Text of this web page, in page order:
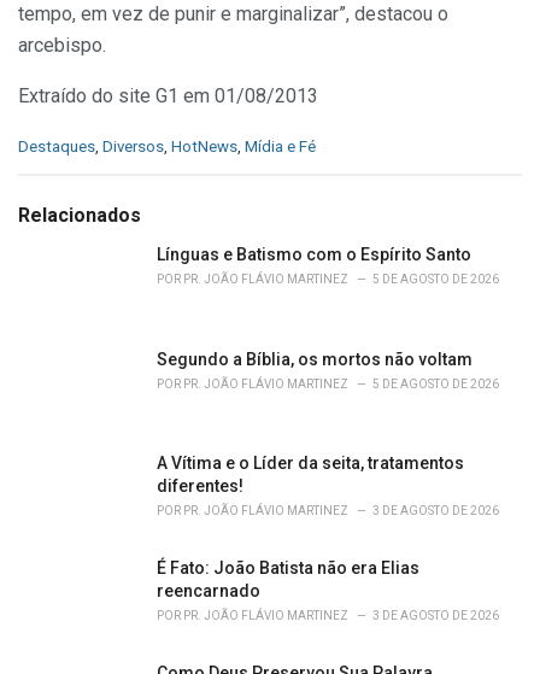
tempo, em vez de punir e marginalizar”, destacou o
arcebispo.
Extraído do site G1 em 01/08/2013
C
e
Destaques Diversos HotNews Mídia e Fé
Relacionados
Línguas e Batismo com o Espírito Santo
POR PR. JOÃO FLÁVIO MARTINEZ 5 DE AGOSTO DE 2026
Segundo a Bíblia, os mortos não voltam
POR PR. JOÃO FLÁVIO MARTINEZ 5 DE AGOSTO DE 2026
A Vítima e o Líder da seita, tratamentos
diferentes!
POR PR. JOÃO FLÁVIO MARTINEZ 3 DE AGOSTO DE 2026
É Fato: João Batista não era Elias
reencarnado
POR PR. JOÃO FLÁVIO MARTINEZ 3 DE AGOSTO DE 2026